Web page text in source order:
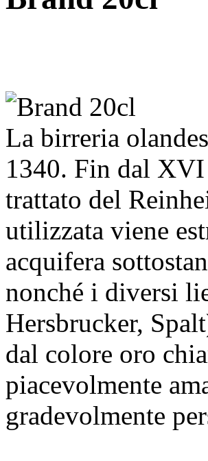
La birreria
1340. Fin dal XVI
trattato del
utilizzata viene
acquifera
nonché i diversi
Hersbrucker,
dal colore oro
piacevolmente
gradevolmente